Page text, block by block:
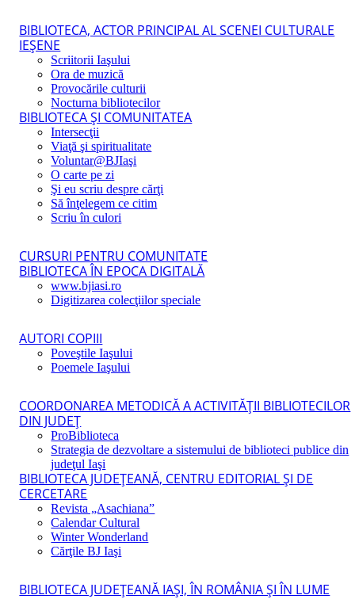
BIBLIOTECA, ACTOR PRINCIPAL AL SCENEI CULTURALE
IEŞENE
Scriitorii Iaşului
Ora de muzică
Provocările culturii
Nocturna bibliotecilor
BIBLIOTECA ŞI COMUNITATEA
Intersecţii
Viaţă şi spiritualitate
Voluntar@BJIaşi
O carte pe zi
Şi eu scriu despre cărţi
Să înţelegem ce citim
Scriu în culori
CURSURI PENTRU COMUNITATE
BIBLIOTECA ÎN EPOCA DIGITALĂ
www.bjiasi.ro
Digitizarea colecţiilor speciale
AUTORI COPIII
Poveştile Iaşului
Poemele Iaşului
COORDONAREA METODICĂ A ACTIVITĂŢII BIBLIOTECILOR
DIN JUDEŢ
ProBiblioteca
Strategia de dezvoltare a sistemului de biblioteci publice din
judeţul Iaşi
BIBLIOTECA JUDEŢEANĂ, CENTRU EDITORIAL ŞI DE
CERCETARE
Revista „Asachiana”
Calendar Cultural
Winter Wonderland
Cărţile BJ Iaşi
BIBLIOTECA JUDEŢEANĂ IAŞI, ÎN ROMÂNIA ŞI ÎN LUME